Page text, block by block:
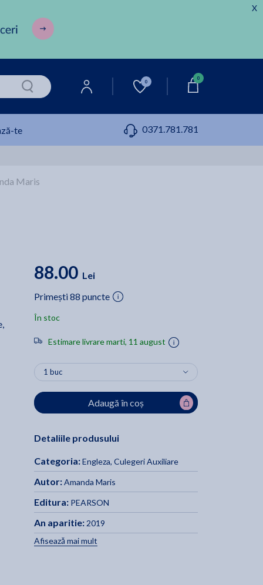
X
0
0
te 0371.781.781
Maris
88.00 Lei
Primești 88 puncte
În stoc
Estimare livrare marti, 11 august
Adaugă în coș
Detaliile produsului
Categoria:Engleza, Culegeri Auxiliare
Autor:Amanda Maris
Editura:PEARSON
An aparitie:2019
Afisează mai mult